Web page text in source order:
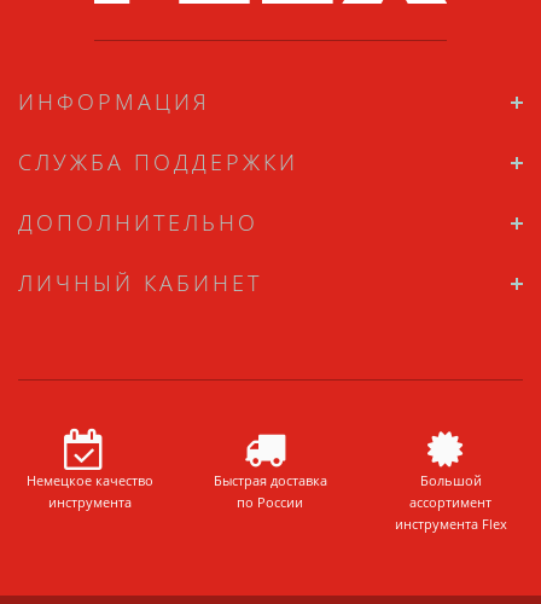
ИНФОРМАЦИЯ
СЛУЖБА ПОДДЕРЖКИ
ДОПОЛНИТЕЛЬНО
ЛИЧНЫЙ КАБИНЕТ
Немецкое качество
инструмента
Быстрая доставка
по России
Большой
ассортимент
инструмента Flex